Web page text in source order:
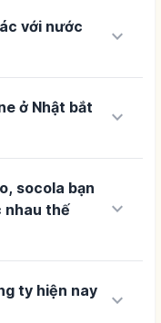
với nước
keyboard_arrow_down
ở Nhật bắt
keyboard_arrow_down
socola bạn
nhau thế
keyboard_arrow_down
ty hiện nay
keyboard_arrow_down